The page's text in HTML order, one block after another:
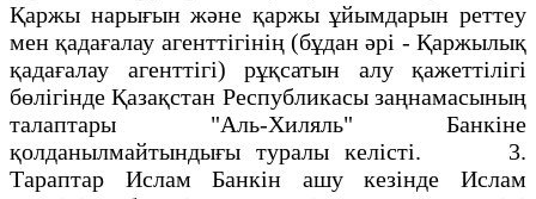
Қаржы нарығын және қаржы ұйымдарын реттеу
мен қадағалау агенттігінің (бұдан әрі - Қаржылық
қадағалау агенттігі) рұқсатын алу қажеттілігі
бөлігінде Қазақстан Республикасы заңнамасының
талаптары "Аль-Хиляль" Банкіне
қолданылмайтындығы туралы келісті. 3.
Тараптар Ислам Банкін ашу кезінде Ислам